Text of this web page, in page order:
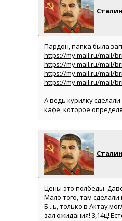
Сталин
Пардон, папка была
https://my.mail.ru/mail/
https://my.mail.ru/mail/
https://my.mail.ru/mail/
https://my.mail.ru/mail/
А ведь курилку
кафе, которое
Сталин
Цены это полбеды.
Мало того, там сделали
Б...ь, только в Актау
зал ожидания! 3,14ц!